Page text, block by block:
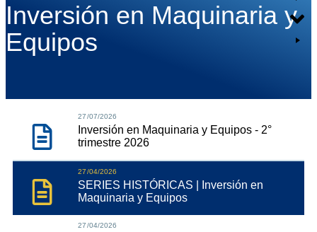
Inversión en Maquinaria y
Equipos
27/07/2026
Inversión en Maquinaria y Equipos - 2°
trimestre 2026
27/04/2026
SERIES HISTÓRICAS | Inversión en
Maquinaria y Equipos
27/04/2026